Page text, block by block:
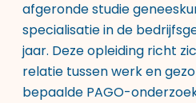
afgeronde studie
specialisatie in de
jaar. Deze opleiding richt
relatie tussen werk en
bepaalde PAGO-